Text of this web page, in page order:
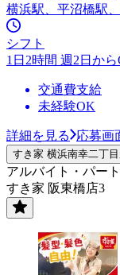
横浜駅、平沼橋駅
シフト
1日2時間 週2日か
交通費支給
未経験OK
詳細を見る 応募画
すき家 横浜南幸二丁
アルバイト・パート
すき家 阪東橋店3